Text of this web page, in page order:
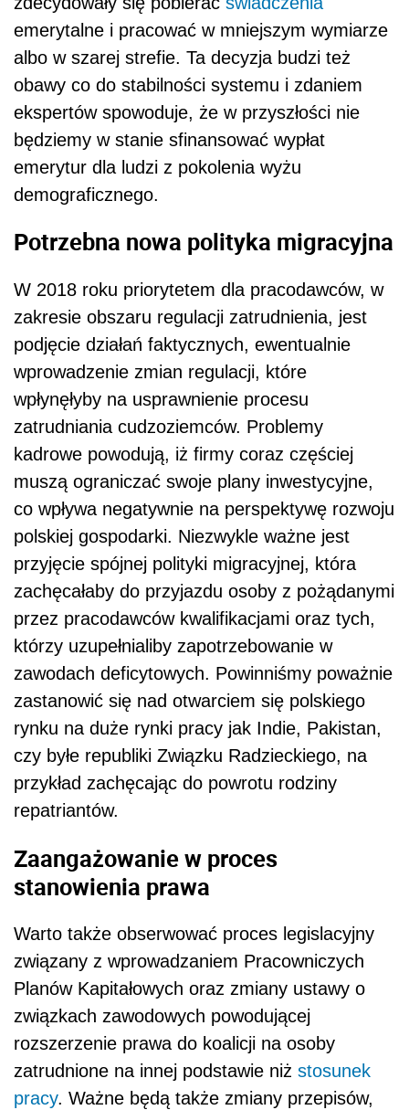
emerytalne i pracować w mniejszym wymiarze
albo w szarej strefie. Ta decyzja budzi też
obawy co do stabilności systemu i zdaniem
ekspertów spowoduje, że w przyszłości nie
będziemy w stanie sfinansować wypłat
emerytur dla ludzi z pokolenia wyżu
demograficznego.
Potrzebna nowa polityka migracyjna
W 2018 roku priorytetem dla pracodawców, w
zakresie obszaru regulacji zatrudnienia, jest
podjęcie działań faktycznych, ewentualnie
wprowadzenie zmian regulacji, które
wpłynęłyby na usprawnienie procesu
zatrudniania cudzoziemców. Problemy
kadrowe powodują, iż firmy coraz częściej
muszą ograniczać swoje plany inwestycyjne,
co wpływa negatywnie na perspektywę rozwoju
polskiej gospodarki. Niezwykle ważne jest
przyjęcie spójnej polityki migracyjnej, która
zachęcałaby do przyjazdu osoby z pożądanymi
przez pracodawców kwalifikacjami oraz tych,
którzy uzupełnialiby zapotrzebowanie w
zawodach deficytowych. Powinniśmy poważnie
zastanowić się nad otwarciem się polskiego
rynku na duże rynki pracy jak Indie, Pakistan,
czy byłe republiki Związku Radzieckiego, na
przykład zachęcając do powrotu rodziny
repatriantów.
Zaangażowanie w proces
stanowienia prawa
Warto także obserwować proces legislacyjny
związany z wprowadzaniem Pracowniczych
Planów Kapitałowych oraz zmiany ustawy o
związkach zawodowych powodującej
rozszerzenie prawa do koalicji na osoby
zatrudnione na innej podstawie niż stosunek
pracy. Ważne będą także zmiany przepisów,